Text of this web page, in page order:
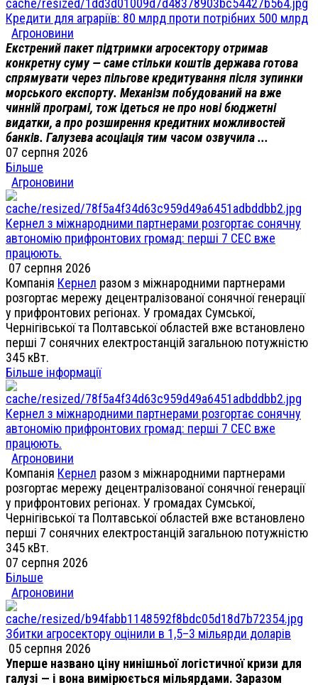
Кредити для аграріїв: 80 млрд проти потрібних 500 млрд
Агроновини
Екстрений пакет підтримки агросектору отримав
конкретну суму — саме стільки коштів держава готова
спрямувати через пільгове кредитування після зупинки
морського експорту. Механізм побудований на вже
чинній програмі, тож ідеться не про нові бюджетні
видатки, а про розширення кредитних можливостей
банків. Галузева асоціація тим часом озвучила ...
07 серпня 2026
Більше
Агроновини
Кернел з міжнародними партнерами розгортає сонячну
автономію прифронтових громад: перші 7 СЕС вже
працюють.
07 серпня 2026
Компанія Кернел разом з міжнародними партнерами
розгортає мережу децентралізованої сонячної генерації
у прифронтових регіонах. У громадах Сумської,
Чернігівської та Полтавської областей вже встановлено
перші 7 сонячних електростанцій загальною потужністю
345 кВт.
Більше інформації
Кернел з міжнародними партнерами розгортає сонячну
автономію прифронтових громад: перші 7 СЕС вже
працюють.
Агроновини
Компанія Кернел разом з міжнародними партнерами
розгортає мережу децентралізованої сонячної генерації
у прифронтових регіонах. У громадах Сумської,
Чернігівської та Полтавської областей вже встановлено
перші 7 сонячних електростанцій загальною потужністю
345 кВт.
07 серпня 2026
Більше
Агроновини
Збитки агросектору оцінили в 1,5–3 мільярди доларів
05 серпня 2026
Уперше названо ціну нинішньої логістичної кризи для
галузі — і вона вимірюється мільярдами. Заразом